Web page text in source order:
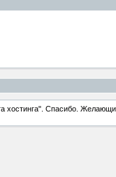
Спасибо.